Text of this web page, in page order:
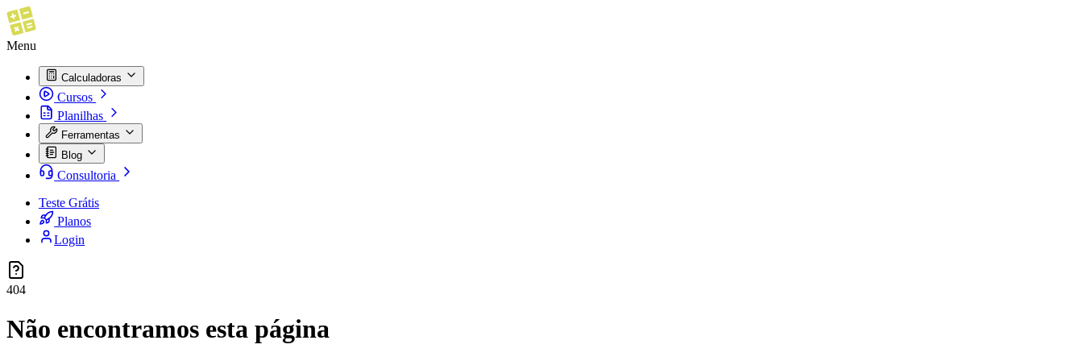
Menu
Calculadoras
Cursos
Planilhas
Ferramentas
Blog
Consultoria
Teste Grátis
Planos
Login
404
Não encontramos esta página